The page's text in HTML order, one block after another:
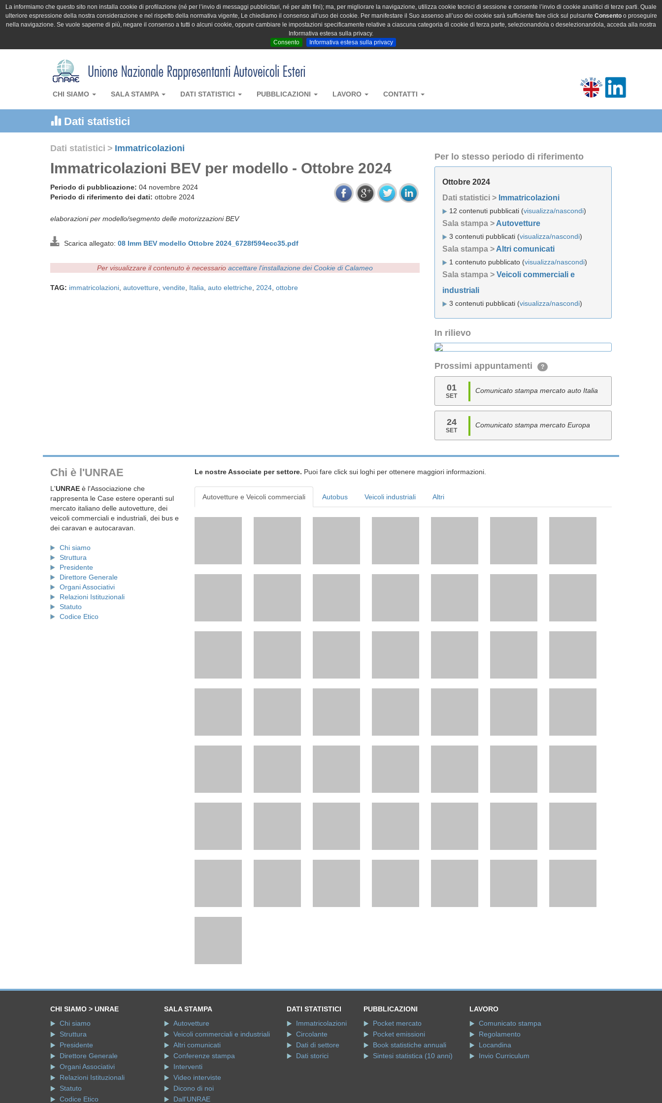
La informiamo che questo sito non installa cookie di profilazione (né per l’invio di messaggi pubblicitari, né per altri fini); ma, per migliorare la navigazione, utilizza cookie tecnici di sessione e consente l’invio di cookie analitici di terze parti. Quale
ulteriore espressione della nostra considerazione e nel rispetto della normativa vigente, Le chiediamo il consenso all’uso dei cookie. Per manifestare il Suo assenso all’uso dei cookie sarà sufficiente fare click sul pulsante Consentoo proseguire
nella navigazione. Se vuole saperne di più, negare il consenso a tutti o alcuni cookie, oppure cambiare le impostazioni specificamente relative a ciascuna categoria di cookie di terza parte, selezionandola o deselezionandola, acceda alla nostra
Informativa estesa sulla privacy.
Consento
Informativa estesa sulla privacy
CHI SIAMO SALA STAMPA DATI STATISTICI PUBBLICAZIONI LAVORO CONTATTI
Dati statistici
Dati statistici > Immatricolazioni
Immatricolazioni BEV per modello - Ottobre 2024
Periodo di pubblicazione: 04 novembre 2024
Periodo di riferimento dei dati: ottobre 2024
elaborazioni per modello/segmento delle motorizzazioni BEV
Scarica allegato: 08 Imm BEV modello Ottobre 2024_6728f594ecc35.pdf
Per visualizzare il contenuto è necessario accettare l'installazione dei Cookie di Calameo
TAG: immatricolazioni autovetture vendite Italia auto elettriche 2024 ottobre
Per lo stesso periodo di riferimento
Ottobre 2024
Dati statistici > Immatricolazioni
12 contenuti pubblicati (visualizza/nascondi)
Sala stampa > Autovetture
3 contenuti pubblicati (visualizza/nascondi)
Sala stampa > Altri comunicati
1 contenuto pubblicato (visualizza/nascondi)
Sala stampa > Veicoli commerciali e
industriali
3 contenuti pubblicati (visualizza/nascondi)
In rilievo
Prossimi appuntamenti ?
01
SET
Comunicato stampa mercato auto Italia
24
SET
Comunicato stampa mercato Europa
Chi è l'UNRAE
L'UNRAE è l'Associazione che
rappresenta le Case estere operanti sul
mercato italiano delle autovetture, dei
veicoli commerciali e industriali, dei bus e
dei caravan e autocaravan.
Chi siamo
Struttura
Presidente
Direttore Generale
Organi Associativi
Relazioni Istituzionali
Statuto
Codice Etico
Le nostre Associate per settore. Puoi fare click sui loghi per ottenere maggiori informazioni.
Autovetture e Veicoli commerciali Autobus Veicoli industriali Altri
CHI SIAMO > UNRAE
Chi siamo
Struttura
Presidente
Direttore Generale
Organi Associativi
Relazioni Istituzionali
Statuto
Codice Etico
SALA STAMPA
Autovetture
Veicoli commerciali e industriali
Altri comunicati
Conferenze stampa
Interventi
Video interviste
Dicono di noi
Dall'UNRAE
DATI STATISTICI
Immatricolazioni
Circolante
Dati di settore
Dati storici
PUBBLICAZIONI
Pocket mercato
Pocket emissioni
Book statistiche annuali
Sintesi statistica (10 anni)
LAVORO
Comunicato stampa
Regolamento
Locandina
Invio Curriculum